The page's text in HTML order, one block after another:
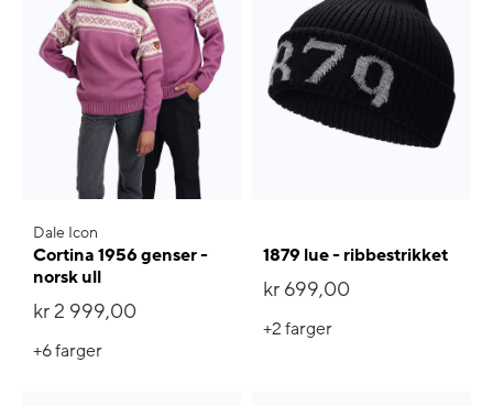
Dale Icon
Cortina 1956 genser -
norsk ull
kr 2 999,00
+6farger
1879 lue - ribbestrikket
kr 699,00
+2farger